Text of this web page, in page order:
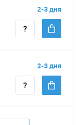
2-3 дня
2-3 дня